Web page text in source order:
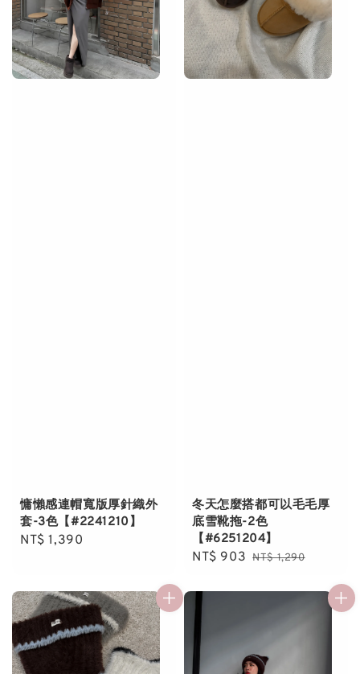
慵懶感連帽寬版厚針織外
套-3色【#2241210】
Regular
NT$ 1,390
冬天怎麼搭都可以毛毛厚
底雪靴拖-2色
【#6251204】
Sale
NT$ 903 Regular
NT$ 1,290